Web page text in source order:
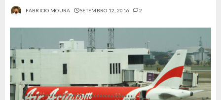
FABRICIO MOURA SETEMBRO 12, 2016 2